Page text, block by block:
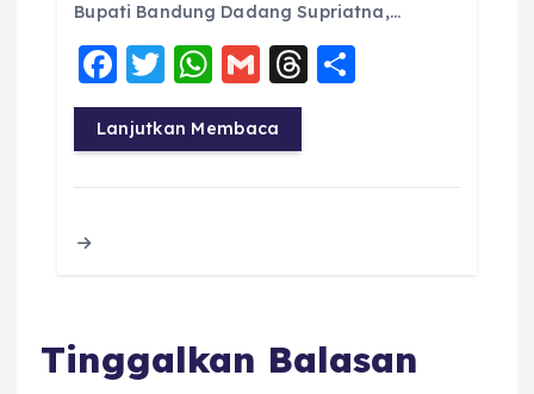
Bupati Bandung Dadang Supriatna,…
F
a
c
e
T
w
it
te
W
h
a
ts
G
m
ai
l
T
a re
Lanjutkan Membaca
Tinggalkan Balasan